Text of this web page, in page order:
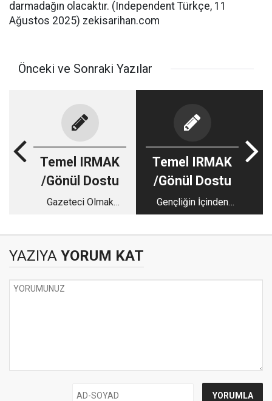
darmadağın olacaktır. (Independent Türkçe, 11
Ağustos 2025) zekisarihan.com
Önceki ve Sonraki Yazılar
Temel IRMAK
/Gönül Dostu
Gazeteci Olmak
Temel IRMAK
/Gönül Dostu
Gençliğin İçinden
Gelen Bir Siyasetçi:
YAZIYA YORUM KAT